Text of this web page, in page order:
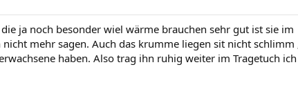
ja noch besonder wiel wärme brauchen sehr gut ist sie im
mehr sagen. Auch das krumme liegen sit nicht schlimm
haben. Also trag ihn ruhig weiter im Tragetuch